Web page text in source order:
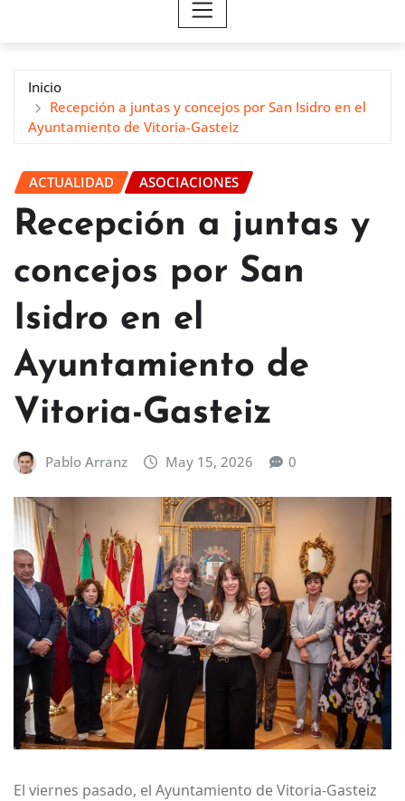
Inicio
Recepción a juntas y concejos por San Isidro en el
Ayuntamiento de Vitoria-Gasteiz
ACTUALIDAD ASOCIACIONES
Recepción a juntas y
concejos por San
Isidro en el
Ayuntamiento de
Vitoria-Gasteiz
Pablo Arranz May 15, 2026 0
El viernes pasado, el Ayuntamiento de Vitoria-Gasteiz